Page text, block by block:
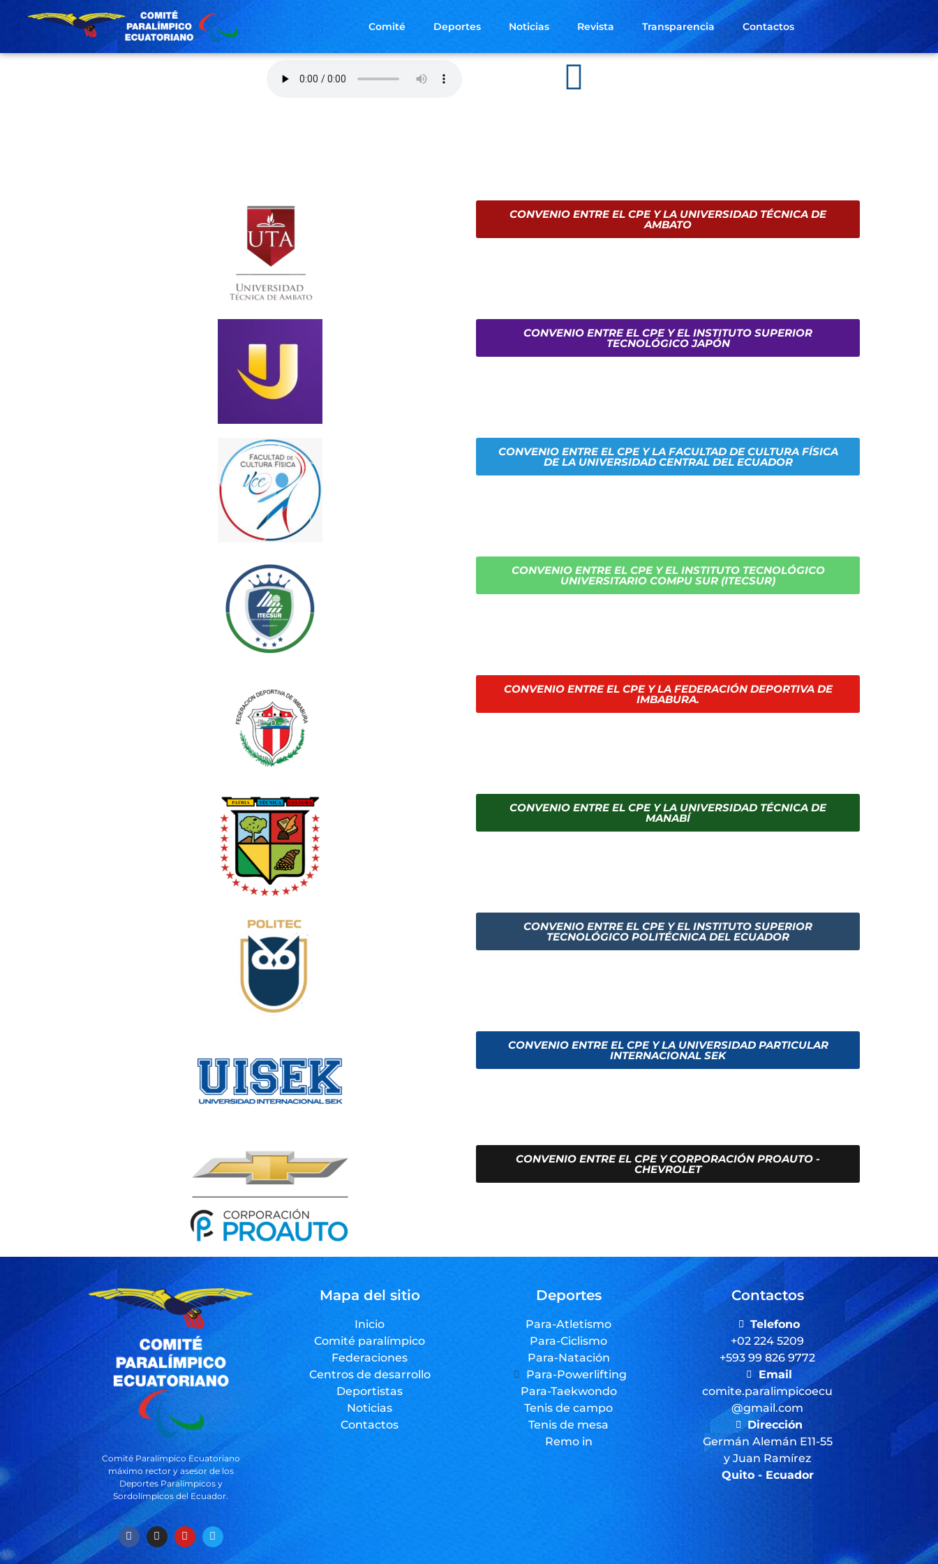
Comité Deportes Noticias Revista Transparencia Contactos
CONVENIO ENTRE EL CPE Y LA UNIVERSIDAD TÉCNICA DE
AMBATO
CONVENIO ENTRE EL CPE Y EL INSTITUTO SUPERIOR
TECNOLÓGICO JAPÓN
CONVENIO ENTRE EL CPE Y LA FACULTAD DE CULTURA FÍSICA
DE LA UNIVERSIDAD CENTRAL DEL ECUADOR
CONVENIO ENTRE EL CPE Y EL INSTITUTO TECNOLÓGICO
UNIVERSITARIO COMPU SUR (ITECSUR)
CONVENIO ENTRE EL CPE Y LA FEDERACIÓN DEPORTIVA DE
IMBABURA.
CONVENIO ENTRE EL CPE Y LA UNIVERSIDAD TÉCNICA DE
MANABÍ
CONVENIO ENTRE EL CPE Y EL INSTITUTO SUPERIOR
TECNOLÓGICO POLITÉCNICA DEL ECUADOR
CONVENIO ENTRE EL CPE Y LA UNIVERSIDAD PARTICULAR
INTERNACIONAL SEK
CONVENIO ENTRE EL CPE Y CORPORACIÓN PROAUTO -
CHEVROLET
Comité Paralímpico Ecuatoriano
máximo rector y asesor de los
Deportes Paralímpicos y
Sordolímpicos del Ecuador.
Mapa del sitio
Inicio
Comité paralímpico
Federaciones
Centros de desarrollo
Deportistas
Noticias
Contactos
Deportes
Para-Atletismo
Para-Ciclismo
Para-Natación
Para-Powerlifting
Para-Taekwondo
Tenis de campo
Tenis de mesa
Remo in
Contactos
Telefono
+02 224 5209
+593 99 826 9772
Email
comite.paralimpicoecu
@gmail.com
Dirección
Germán Alemán E11-55
y Juan Ramírez
Quito - Ecuador